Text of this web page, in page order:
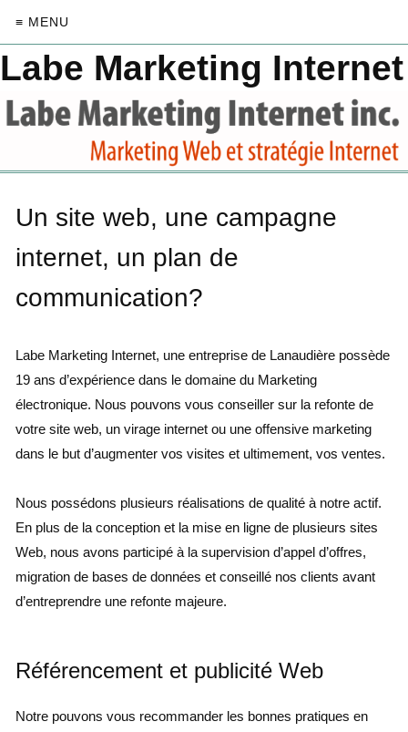
≡ MENU
Labe Marketing Internet
Un site web, une campagne
internet, un plan de
communication?
Labe Marketing Internet, une entreprise de Lanaudière possède
19 ans d’expérience dans le domaine du Marketing
électronique. Nous pouvons vous conseiller sur la refonte de
votre site web, un virage internet ou une offensive marketing
dans le but d’augmenter vos visites et ultimement, vos ventes.
Nous possédons plusieurs réalisations de qualité à notre actif.
En plus de la conception et la mise en ligne de plusieurs sites
Web, nous avons participé à la supervision d’appel d’offres,
migration de bases de données et conseillé nos clients avant
d’entreprendre une refonte majeure.
Référencement et publicité Web
Notre pouvons vous recommander les bonnes pratiques en